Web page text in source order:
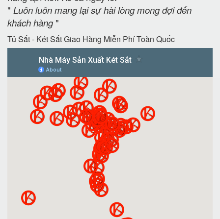
" Luôn luôn mang lại sự hài lòng mong đợi đến
khách hàng"
Tủ Sắt - Két Sắt Giao Hàng Miễn Phí Toàn Quốc